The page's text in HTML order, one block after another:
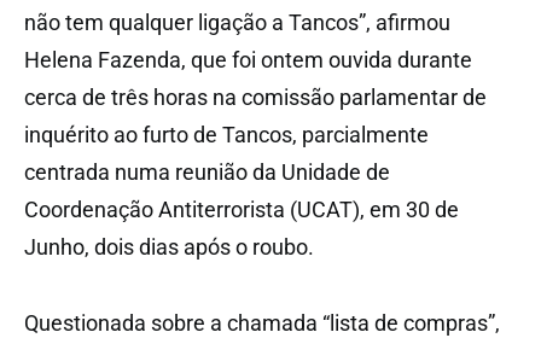
não tem qualquer ligação a Tancos”, afirmou
Helena Fazenda, que foi ontem ouvida durante
cerca de três horas na comissão parlamentar de
inquérito ao furto de Tancos, parcialmente
centrada numa reunião da Unidade de
Coordenação Antiterrorista (UCAT), em 30 de
Junho, dois dias após o roubo.
Questionada sobre a chamada “lista de compras”,